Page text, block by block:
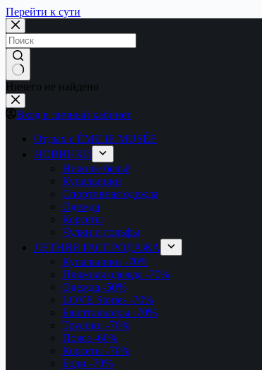
Перейти к сути
Ничего не найдено
Вход в личный кабинет
Отдых с ÉMILIE MUSÉE
НОВИНКИ
Нижнее бельё
Купальники
Спортивная одежда
Одежда
Корсеты
Чулки и гольфы
ЛЕТНЯЯ РАСПРОДАЖА
Купальники -70%
Пляжная одежда -70%
Одежда -50%
LOVE Stories -70%
Бюстгальтеры -70%
Трусики -70%
Пояса -60%
Корсеты -70%
Боди -70%